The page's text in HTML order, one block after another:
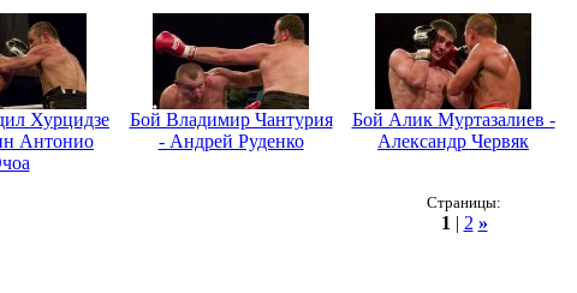
Хурцидзе
Антонио
Бой Владимир Чантурия
- Андрей Руденко
Бой Алик Муртазалиев -
Александр Червяк
Страницы:
1 | 2 »